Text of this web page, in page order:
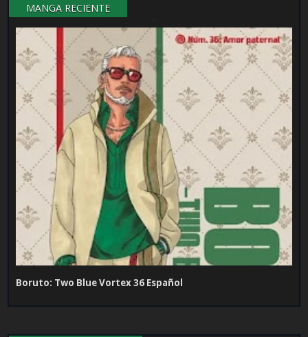
MANGA RECIENTE
Boruto: Two Blue Vortex 36 Español